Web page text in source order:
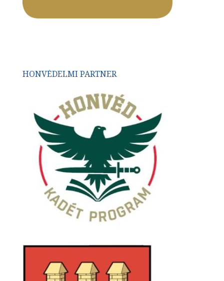
HONVÉDELMI PARTNER